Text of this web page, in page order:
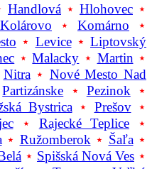
Handlová ⋆ Hlohovec ⋆
Kolárovo ⋆ Komárno ⋆
⋆ Levice⋆ Liptovský
⋆Malacky ⋆ Martin ⋆
Nitra⋆ Nové Mesto Nad
Partizánske ⋆ Pezinok ⋆
Bystrica⋆ Prešov⋆
⋆ Rajecké Teplice⋆
⋆ Ružomberok ⋆ Šaľa⋆
⋆ Spišská Nová Ves ⋆